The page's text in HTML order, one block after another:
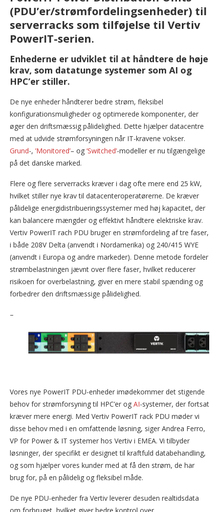
(PDU’er/strømfordelingsenheder) til
serverracks som tilføjelse til Vertiv
PowerIT-serien.
Enhederne er udviklet til at håndtere de høje
krav, som datatunge systemer som AI og
HPC’er stiller.
De nye enheder håndterer bedre strøm, fleksibel
konfigurationsmuligheder og optimerede komponenter, der
øger den driftsmæssig pålidelighed. Dette hjælper datacentre
med at udvide strømforsyningen når IT-kravene vokser.
Grund-, ’Monitored’– og ’Switched’-modeller er nu tilgængelige
på det danske marked.
Flere og flere serverracks kræver i dag ofte mere end 25 kW,
hvilket stiller nye krav til datacenteroperatørerne. De kræver
pålidelige energidistribueringssystemer med høj kapacitet, der
kan balancere mængder og effektivt håndtere elektriske krav.
Vertiv PowerIT rach PDU bruger en strømfordeling af tre faser,
i både 208V Delta (anvendt i Nordamerika) og 240/415 WYE
(anvendt i Europa og andre markeder). Denne metode fordeler
strømbelastningen jævnt over flere faser, hvilket reducerer
risikoen for overbelastning, giver en mere stabil spænding og
forbedrer den driftsmæssige pålidelighed.
–
Vores nye PowerIT PDU-enheder imødekommer det stigende
behov for strømforsyning til HPC’er og AI-systemer, der fortsat
kræver mere energi. Med Vertiv PowerIT rack PDU møder vi
disse behov med i en omfattende løsning, siger Andrea Ferro,
VP for Power & IT systemer hos Vertiv i EMEA. Vi tilbyder
løsninger, der specifikt er designet til kraftfuld databehandling,
og som hjælper vores kunder med at få den strøm, de har
brug for, på en pålidelig og fleksibel måde.
De nye PDU-enheder fra Vertiv leverer desuden realtidsdata
om forbruget, hvilket giver bedre kontrol over